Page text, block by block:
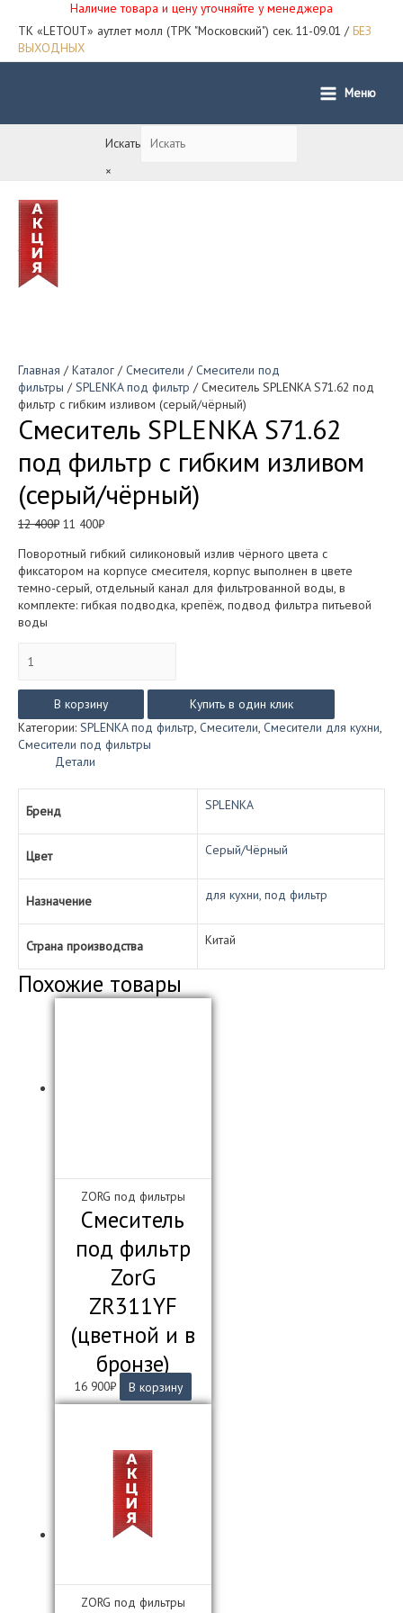
Наличие товара и цену уточняйте у менеджера
ТК «LETOUT» аутлет молл (ТРК "Московский") сек. 11-09.01 / БЕЗ
ВЫХОДНЫХ
Main
Меню
Искать
×
Главная / Каталог / Смесители / Смесители под
фильтры / SPLENKA под фильтр / Смеситель SPLENKA S71.62 под
фильтр с гибким изливом (серый/чёрный)
Смеситель SPLENKA S71.62
под фильтр с гибким изливом
(серый/чёрный)
12 400₽ Первоначальная
составляла
12
400₽.
11 400₽Текущая
11
400₽.
Поворотный гибкий силиконовый излив чёрного цвета с
фиксатором на корпусе смесителя, корпус выполнен в цвете
темно-серый, отдельный канал для фильтрованной воды, в
комплекте: гибкая подводка, крепёж, подвод фильтра питьевой
воды
товара
SPLENKA
S71.62
под
фильтр
гибким
изливом
(серый/
чёрный)
В корзину
Купить в один клик
Категории: SPLENKA под фильтр, Смесители, Смесители для кухни,
Смесители под фильтры
Детали
Бренд SPLENKA
Цвет Серый/Чёрный
Назначение для кухни, под фильтр
Страна производства Китай
Похожие товары
ZORG под фильтры
Смеситель
под фильтр
ZorG
ZR311YF
(цветной и в
бронзе)
16 900₽ В корзину
ZORG под фильтры